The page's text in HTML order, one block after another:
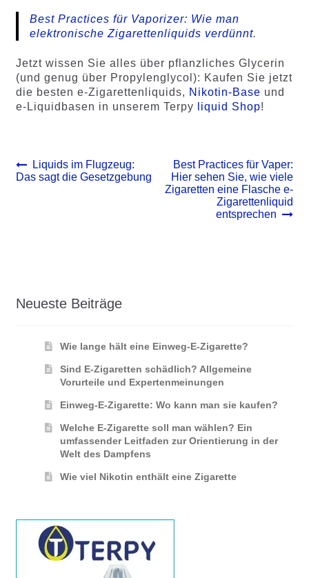
Best Practices für Vaporizer: Wie man
elektronische Zigarettenliquids verdünnt.
Jetzt wissen Sie alles über pflanzliches Glycerin
(und genug über Propylenglycol): Kaufen Sie jetzt
die besten e-Zigarettenliquids, Nikotin-Base und
e-Liquidbasen in unserem Terpy
liquid Shop!
Beitrags-
Navigation
Vorheriger
Beitrag:
Liquids im Flugzeug:
Das sagt die Gesetzgebung
Nächster
Beitrag:
Best Practices für Vaper:
Hier sehen Sie, wie viele
Zigaretten eine Flasche e-
Zigarettenliquid
entsprechen
Neueste Beiträge
Wie lange hält eine Einweg-E-Zigarette?
Sind E-Zigaretten schädlich? Allgemeine
Vorurteile und Expertenmeinungen
Einweg-E-Zigarette: Wo kann man sie kaufen?
Welche E-Zigarette soll man wählen? Ein
umfassender Leitfaden zur Orientierung in der
Welt des Dampfens
Wie viel Nikotin enthält eine Zigarette